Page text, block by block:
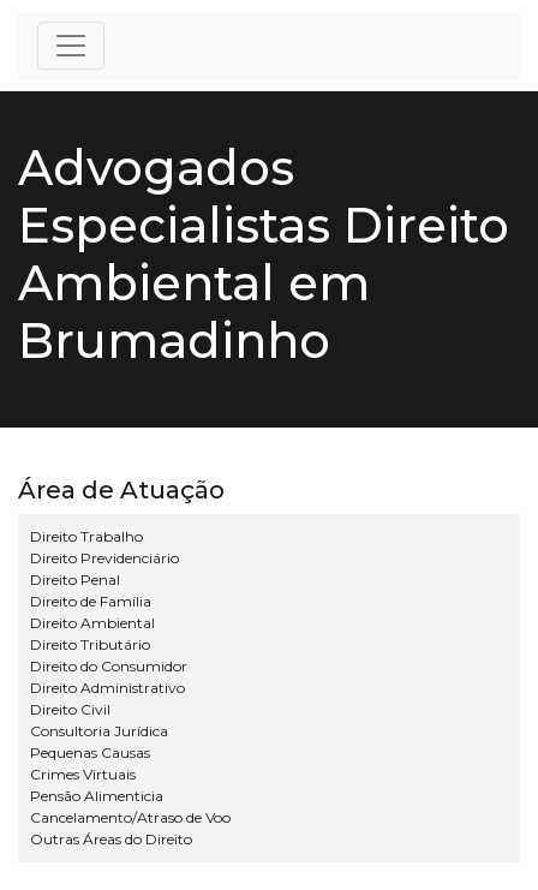
Advogados
Especialistas Direito
Ambiental em
Brumadinho
Área de Atuação
Direito Trabalho
Direito Previdenciário
Direito Penal
Direito de Família
Direito Ambiental
Direito Tributário
Direito do Consumidor
Direito Administrativo
Direito Civil
Consultoria Jurídica
Pequenas Causas
Crimes Virtuais
Pensão Alimenticia
Cancelamento/Atraso de Voo
Outras Áreas do Direito